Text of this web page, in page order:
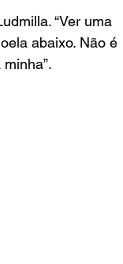
“Ver uma
abaixo. Não é